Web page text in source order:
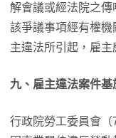
解會議或經法院之
該爭議事項經有權
主違法所引起，雇主
九、雇主違法案件基
行政院勞工委員會